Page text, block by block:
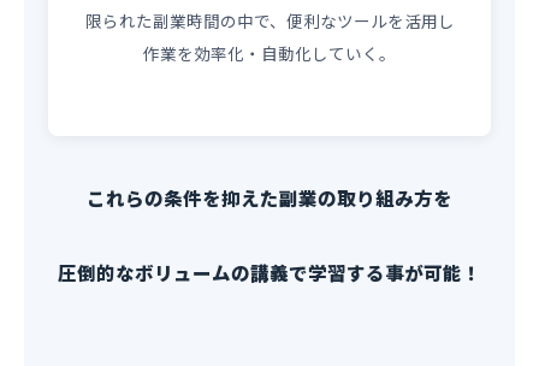
限られた副業時間の中で、便利なツールを活用し
作業を効率化・自動化していく。
これらの条件を抑えた副業の取り組み方を
圧倒的なボリュームの講義で学習する事が可能！